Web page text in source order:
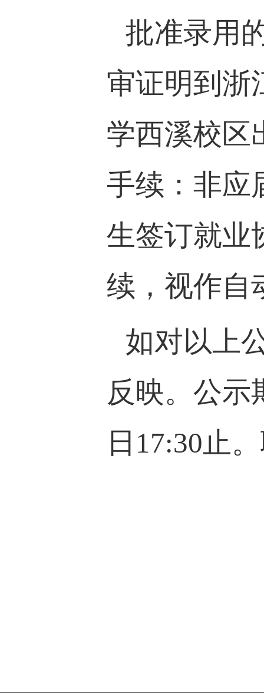
批准录用
审证明到浙
学西溪校区
手续：非应
生签订就业
续，视作自
如对以上
反映。公示
日 17:30止